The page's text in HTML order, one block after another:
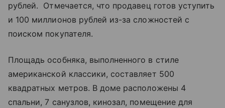
рублей. Отмечается, что продавец готов уступить
и 100 миллионов рублей из-за сложностей с
поиском покупателя.
Площадь особняка, выполненного в стиле
американской классики, составляет 500
квадратных метров. В доме расположены 4
спальни, 7 санузлов, кинозал, помещение для